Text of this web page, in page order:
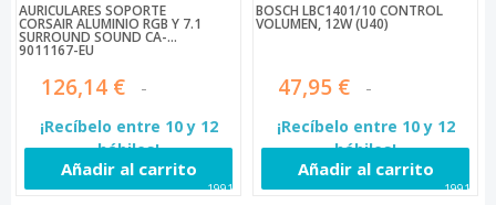
AURICULARES SOPORTE
CORSAIR ALUMINIO RGB Y 7.1
SURROUND SOUND CA-
9011167-EU
126,14 €
¡Recíbelo entre 10 y 12
hábiles!
Añadir al carrito
19916
BOSCH LBC1401/10 CONTROL
VOLUMEN, 12W (U40)
47,95 €
¡Recíbelo entre 10 y 12
hábiles!
Añadir al carrito
19918